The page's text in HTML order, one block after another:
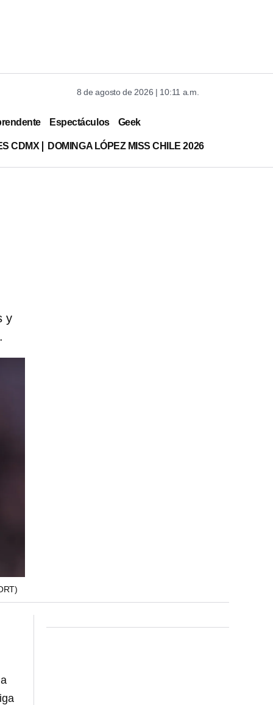
8 de agosto de 2026 | 10:11 a.m.
Espectáculos Geek
CDMX DOMINGA LÓPEZ MISS CHILE 2026
y